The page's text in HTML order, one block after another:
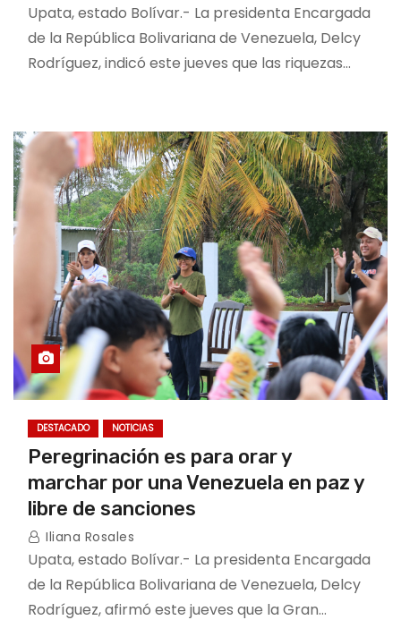
Upata, estado Bolívar.- La presidenta Encargada
de la República Bolivariana de Venezuela, Delcy
Rodríguez, indicó este jueves que las riquezas…
DESTACADO NOTICIAS
Peregrinación es para orar y
marchar por una Venezuela en paz y
libre de sanciones
Iliana Rosales
Upata, estado Bolívar.- La presidenta Encargada
de la República Bolivariana de Venezuela, Delcy
Rodríguez, afirmó este jueves que la Gran…